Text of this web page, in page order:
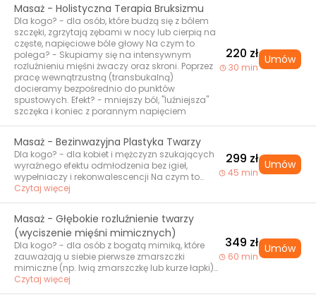
Masaż - Holistyczna Terapia Bruksizmu
Dla kogo? - dla osób, które budzą się z bólem
szczęki, zgrzytają zębami w nocy lub cierpią na
częste, napięciowe bóle głowy Na czym to
polega? - Skupiamy się na intensywnym
rozluźnieniu mięśni żwaczy oraz skroni. Poprzez
pracę wewnątrzustną (transbukalną)
docieramy bezpośrednio do punktów
spustowych. Efekt? - mniejszy ból, "luźniejsza"
szczęka i koniec z porannym napięciem
220 zł
30 min
Umów
Masaż - Bezinwazyjna Plastyka Twarzy
Dla kogo? - dla kobiet i mężczyzn szukających
wyraźnego efektu odmłodzenia bez igieł,
wypełniaczy i rekonwalescencji Na czym to
polega? - To najbardziej techniczny i
wygładzamy bruzdy nosowo-wargowe.
Pracujemy na głębokich strukturach, dosłownie
"przeprojektowując" rysy twarzy. Efekt? -
naturalny lifting, uniesione kąciki ust i wyraźnie
zarysowana linia żuchwy
Czytaj więcej
299 zł
45 min
Umów
Masaż - Głębokie rozluźnienie twarzy
(wyciszenie mięśni mimicznych)
Dla kogo? - dla osób z bogatą mimiką, które
zauważają u siebie pierwsze zmarszczki
mimiczne (np. lwią zmarszczkę lub kurze łapki)
Na czym to polega? - Delikatniejsza, ale bardzo
Czytaj więcej
349 zł
60 min
Umów